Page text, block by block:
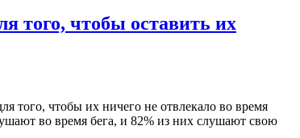
того, чтобы оставить их
того, чтобы их ничего не отвлекало во время
во время бега, и 82% из них слушают свою